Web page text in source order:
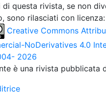
di questa rivista, se non
sono rilasciati con licenza:
Creative Commons
NoDerivatives 4.0
2026
è una rivista pubblicata